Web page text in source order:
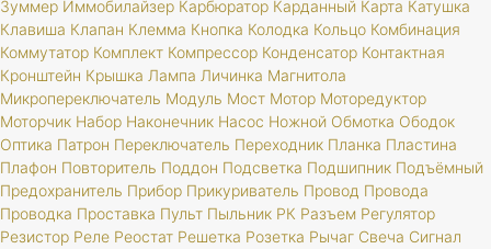
Зуммер Иммобилайзер Карбюратор Карданный Карта Катушка
Клавиша Клапан Клемма Кнопка Колодка Кольцо Комбинация
Коммутатор Комплект Компрессор Конденсатор Контактная
Кронштейн Крышка Лампа Личинка Магнитола
Микропереключатель Модуль Мост Мотор Моторедуктор
Моторчик Набор Наконечник Насос Ножной Обмотка Ободок
Оптика Патрон Переключатель Переходник Планка Пластина
Плафон Повторитель Поддон Подсветка Подшипник Подъёмный
Предохранитель Прибор Прикуриватель Провод Провода
Проводка Проставка Пульт Пыльник РК Разъем Регулятор
Резистор Реле Реостат Решетка Розетка Рычаг Свеча Сигнал